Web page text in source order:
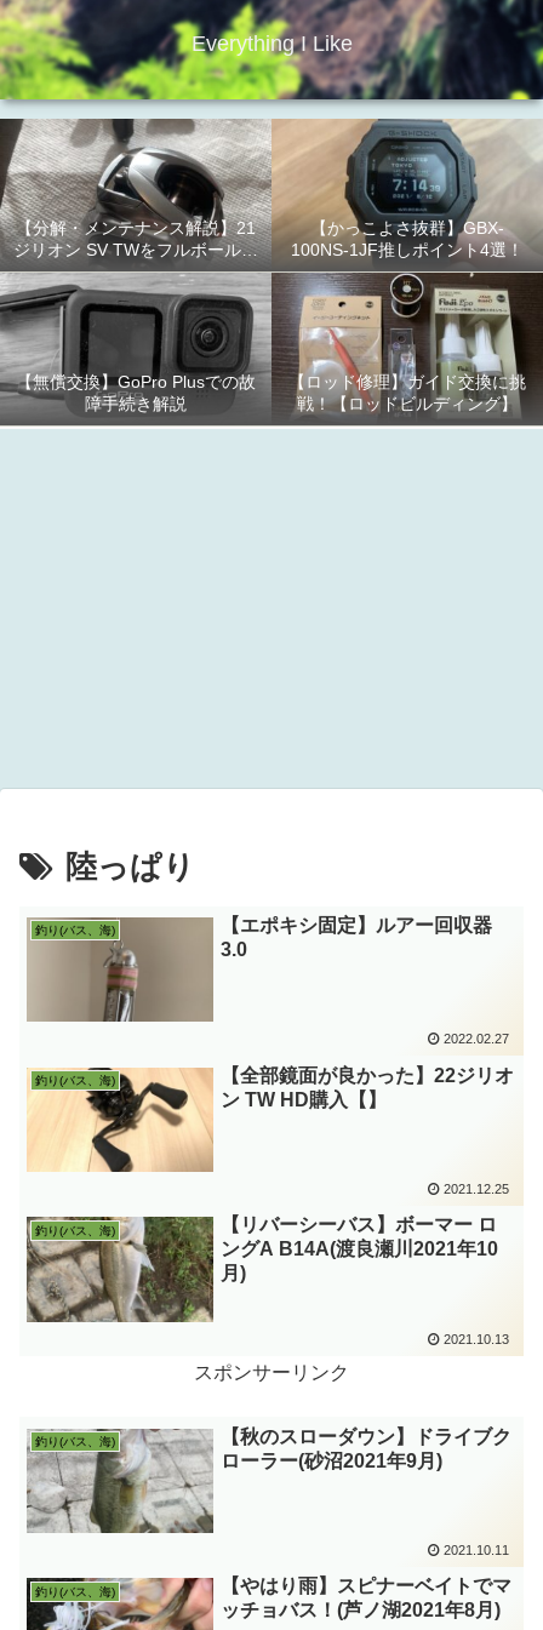
Everything I Like
【分解・メンテナンス解説】21
ジリオン SV TWをフルボールベ
アリング化！
【かっこよさ抜群】GBX-
100NS-1JF推しポイント4選！
【無償交換】GoPro Plusでの故
障手続き解説
【ロッド修理】ガイド交換に挑
戦！【ロッドビルディング】
陸っぱり
釣り(バス、海)
【エポキシ固定】ルアー回収器
3.0
2022.02.27
釣り(バス、海)
【全部鏡面が良かった】22ジリオ
ン TW HD購入【】
2021.12.25
釣り(バス、海)
【リバーシーバス】ボーマー ロ
ングA B14A(渡良瀬川2021年10
月)
2021.10.13
スポンサーリンク
釣り(バス、海)
【秋のスローダウン】ドライブク
ローラー(砂沼2021年9月)
2021.10.11
釣り(バス、海)
【やはり雨】スピナーベイトでマ
ッチョバス！(芦ノ湖2021年8月)